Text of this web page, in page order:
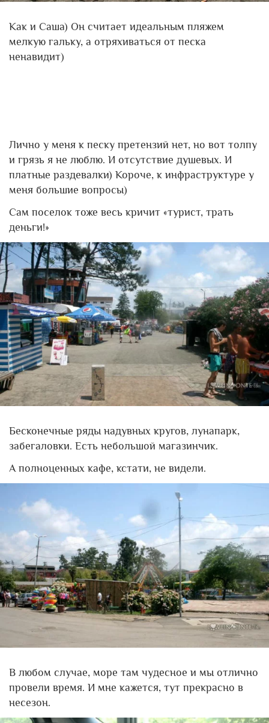
Как и Саша) Он считает идеальным пляжем
мелкую гальку, а отряхиваться от песка
ненавидит)
Лично у меня к песку претензий нет, но вот толпу
и грязь я не люблю. И отсутствие душевых. И
платные раздевалки) Короче, к инфраструктуре у
меня большие вопросы)
Сам поселок тоже весь кричит «турист, трать
деньги!»
Бесконечные ряды надувных кругов, лунапарк,
забегаловки. Есть небольшой магазинчик.
А полноценных кафе, кстати, не видели.
В любом случае, море там чудесное и мы отлично
провели время. И мне кажется, тут прекрасно в
несезон.